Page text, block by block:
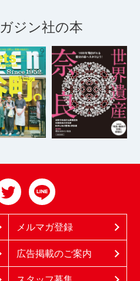
ジン社の本
メルマガ登録
広告掲載のご案内